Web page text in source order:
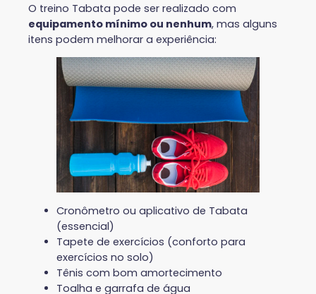
O treino Tabata pode ser realizado com
equipamento mínimo ou nenhum, mas alguns
itens podem melhorar a experiência:
Cronômetro ou aplicativo de Tabata
(essencial)
Tapete de exercícios (conforto para
exercícios no solo)
Tênis com bom amortecimento
Toalha e garrafa de água